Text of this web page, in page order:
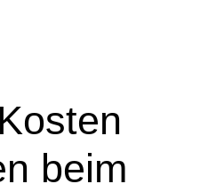
beim